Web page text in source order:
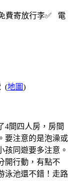
費寄放行李✅ 電
(地圖)
4間四人房，房間
要注意的是泡澡或
孩同遊要多注意。
開行動，有點不
泳池還不錯！走路